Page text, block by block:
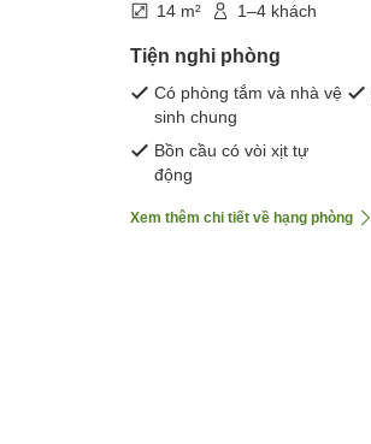
14 m² 1–4 khách
Tiện nghi phòng
Có phòng tắm và nhà vệ
sinh chung
Bồn cầu có vòi xịt tự
động
Xem thêm chi tiết về hạng phòng